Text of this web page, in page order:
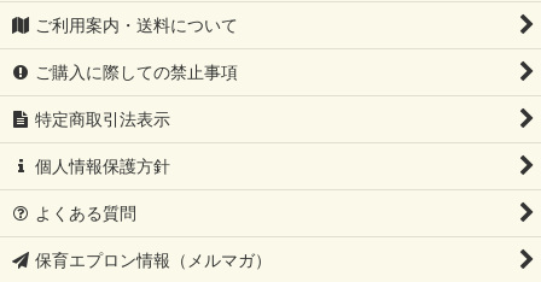
ご利用案内・送料について
ご購入に際しての禁止事項
特定商取引法表示
個人情報保護方針
よくある質問
保育エプロン情報（メルマガ）